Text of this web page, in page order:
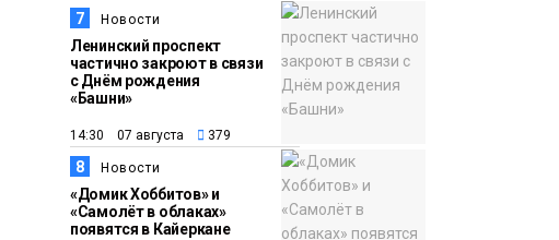
7 Новости
Ленинский проспект
частично закроют в связи
с Днём рождения
«Башни»
14:30 07 августа 379
8 Новости
«Домик Хоббитов» и
«Самолёт в облаках»
появятся в Кайеркане